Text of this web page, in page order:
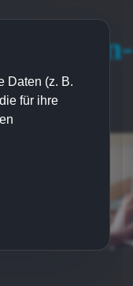
Daten (z. B.
für ihre